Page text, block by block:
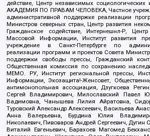
действие, Центр независимых социологических
АКАДЕМИЯ ПО ПРАВАМ ЧЕЛОВЕКА, Частное
административной поддержке реализации
Министров северных стран, Центр развития
Гражданское содействие, Интернешнл-Р,
Массовой Информации, Институт развития
учреждение в Санкт-Петербурге по
реализации программ и проектов Совета
поддержки свободы прессы, Гражданский
Общественная комиссия по сохранению
МЕМО. РУ, Институт региональной прессы,
Информации, Экозащита!-Женсовет,
антимонопольная ассоциация, Дзугкоева
Сергей Владимирович, Милославский Павел
Вадимовна, Чанышева Лилия Айратовна,
Туровский Александр Алексеевич, Васильева
Анна Валерьевна, Бурдина Юлия
Николаевич, Пивоваров Андрей Сергеевич, Дугин
Виталий Евгеньевич, Барахоев Магомед